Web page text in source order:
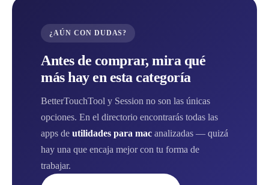
¿AÚN CON DUDAS?
Antes de comprar, mira qué
más hay en esta categoría
BetterTouchTool y Session no son las únicas
opciones. En el directorio encontrarás todas las
apps de utilidades para mac analizadas — quizá
hay una que encaja mejor con tu forma de
trabajar.